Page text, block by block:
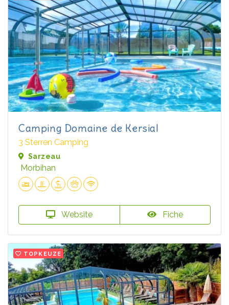
Camping Domaine de Kersial
3 Sterren Camping
Sarzeau
Morbihan
Website Fiche
TOPKEUZE